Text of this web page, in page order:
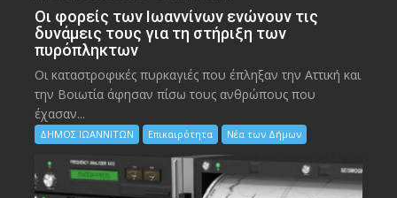
Οι φορείς των Ιωαννίνων ενώνουν τις
δυνάμεις τους για τη στήριξη των
πυρόπληκτων
Οι καταστροφικές πυρκαγιές που έπληξαν την Αττική και
την Bοιωτία άφησαν πίσω τους ανθρώπους που
έχασαν...
ΔΗΜΟΣ ΙΩΑΝΝΙΤΩΝ Επικαιρότητα Νέα των Δήμων